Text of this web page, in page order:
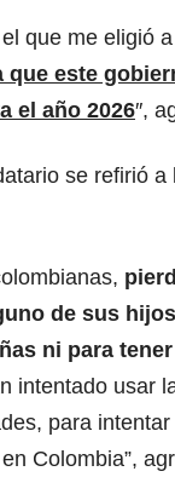
que me eligió
que este
el año 2026″,
se refirió
de sus
ni para
intentado usar
para
Colombia”,